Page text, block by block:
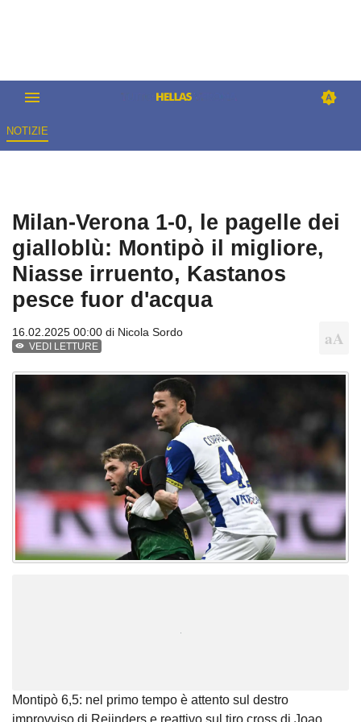
NOTIZIE
Milan-Verona 1-0, le pagelle dei
gialloblù: Montipò il migliore,
Niasse irruento, Kastanos
pesce fuor d'acqua
16.02.2025 00:00 di Nicola Sordo
VEDI LETTURE
Montipò 6,5: nel primo tempo è attento sul destro